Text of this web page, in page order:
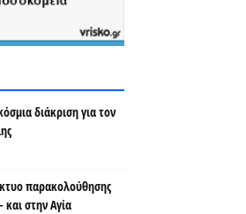
διάκριση για τον
παρακολούθησης
στην Αγία